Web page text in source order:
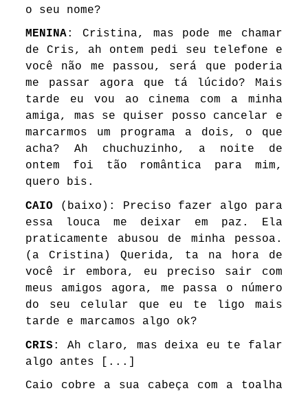
o seu nome?
MENINA: Cristina, mas pode me chamar
de Cris, ah ontem pedi seu telefone e
você não me passou, será que poderia
me passar agora que tá lúcido? Mais
tarde eu vou ao cinema com a minha
amiga, mas se quiser posso cancelar e
marcarmos um programa a dois, o que
acha? Ah chuchuzinho, a noite de
ontem foi tão romântica para mim,
quero bis.
CAIO (baixo): Preciso fazer algo para
essa louca me deixar em paz. Ela
praticamente abusou de minha pessoa.
(a Cristina) Querida, ta na hora de
você ir embora, eu preciso sair com
meus amigos agora, me passa o número
do seu celular que eu te ligo mais
tarde e marcamos algo ok?
CRIS : Ah claro, mas deixa eu te falar
algo antes [...]
Caio cobre a sua cabeça com a toalha